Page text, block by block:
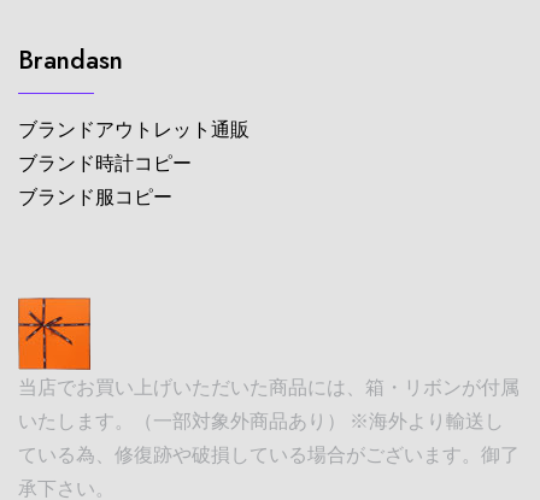
Brandasn
ブランドアウトレット通販
ブランド時計コピー
ブランド服コピー
当店でお買い上げいただいた商品には、箱・リボンが付属
いたします。（一部対象外商品あり） ※海外より輸送し
ている為、修復跡や破損している場合がございます。御了
承下さい。